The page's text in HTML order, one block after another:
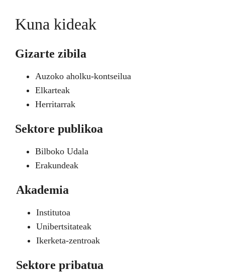
Kuna kideak
Gizarte zibila
Auzoko aholku-kontseilua
Elkarteak
Herritarrak
Sektore publikoa
Bilboko Udala
Erakundeak
Akademia
Institutoa
Unibertsitateak
Ikerketa-zentroak
Sektore pribatua